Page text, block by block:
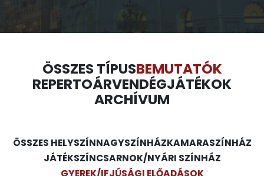
ÖSSZES TÍPUSBEMUTATÓK
REPERTOÁRVENDÉGJÁTÉKOK
ARCHÍVUM
ÖSSZES HELYSZÍNNAGYSZÍNHÁZKAMARASZÍNHÁZ
JÁTÉKSZÍNCSARNOK/NYÁRI SZÍNHÁZ
GYEREK/IFJÚSÁGI ELŐADÁSOK